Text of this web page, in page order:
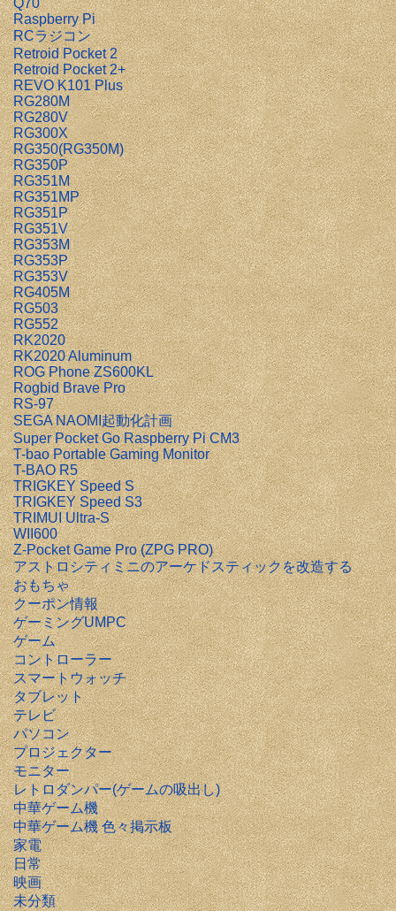
Q70
Raspberry Pi
RCラジコン
Retroid Pocket 2
Retroid Pocket 2+
REVO K101 Plus
RG280M
RG280V
RG300X
RG350(RG350M)
RG350P
RG351M
RG351MP
RG351P
RG351V
RG353M
RG353P
RG353V
RG405M
RG503
RG552
RK2020
RK2020 Aluminum
ROG Phone ZS600KL
Rogbid Brave Pro
RS-97
SEGA NAOMI起動化計画
Super Pocket Go Raspberry Pi CM3
T-bao Portable Gaming Monitor
T-BAO R5
TRIGKEY Speed S
TRIGKEY Speed S3
TRIMUI Ultra-S
WII600
Z-Pocket Game Pro (ZPG PRO)
アストロシティミニのアーケドスティックを改造する
おもちゃ
クーポン情報
ゲーミングUMPC
ゲーム
コントローラー
スマートウォッチ
タブレット
テレビ
パソコン
プロジェクター
モニター
レトロダンパー(ゲームの吸出し)
中華ゲーム機
中華ゲーム機 色々掲示板
家電
日常
映画
未分類